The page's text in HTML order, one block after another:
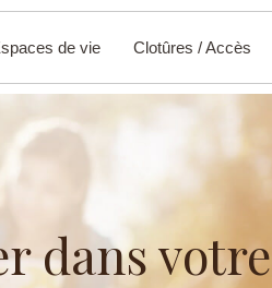
de vie Clotûres / Accès
dans